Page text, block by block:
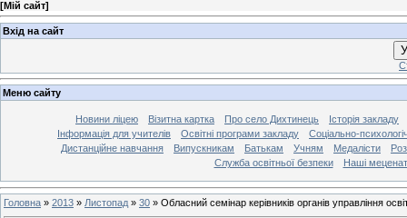
[Мій сайт]
Вхід на сайт
Меню сайту
Новини ліцею Візитна картка Про село Дихтинець
Історія закладу
Інформація для учителів
Освітні програми закладу
Соціально-
Дистанційне навчання
Випускникам Батькам Учням Медалісти
Служба освітньої безпеки
Наші
Головна » 2013 » Листопад » 30 » Обласний семінар керівників органів управління